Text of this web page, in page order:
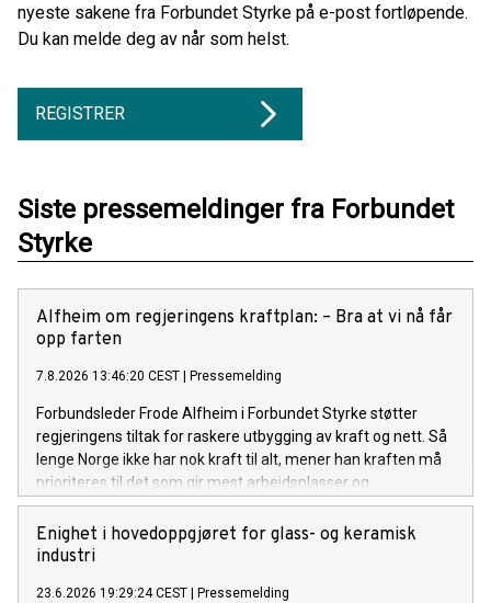
nyeste sakene fra Forbundet Styrke på e-post fortløpende.
Du kan melde deg av når som helst.
REGISTRER
Siste pressemeldinger fra Forbundet
Styrke
Alfheim om regjeringens kraftplan: – Bra at vi nå får
opp farten
7.8.2026 13:46:20 CEST | Pressemelding
Forbundsleder Frode Alfheim i Forbundet Styrke støtter
regjeringens tiltak for raskere utbygging av kraft og nett. Så
lenge Norge ikke har nok kraft til alt, mener han kraften må
prioriteres til det som gir mest arbeidsplasser og
verdiskaping.
Enighet i hovedoppgjøret for glass- og keramisk
industri
23.6.2026 19:29:24 CEST | Pressemelding